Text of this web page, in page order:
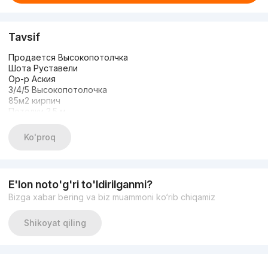
Tavsif
Продается Высокопотолчка
Шота Руставели
Ор-р Аския
3/4/5 Высокопотолочка
85м2 кирпич
Потолки 3.5 м
Навесной балкон
Гардеробная
Ko'proq
E'lon noto'g'ri to'ldirilganmi?
Bizga xabar bering va biz muammoni ko‘rib chiqamiz
Shikoyat qiling